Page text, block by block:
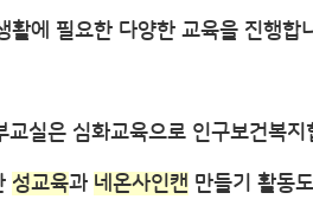
활에 필요한 다양한 교육을 진행합
실은 심화교육으로 인구보건복지
성교육과 네온사인캔 만들기 활동